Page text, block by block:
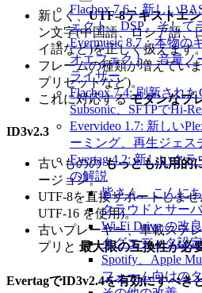
Flacbox 7.6：新しい
ェクト、DSP、そして
Evermusic 8.7：本物
オエフェクト、音量ノ
ライザー
Flacbox 7.4: 刷新された
Subsonic、SFTPでHi-
Evervideo 1.7: 新しい
ーミング、再生ジェス
Evertag 4.2: 新しいク
の解説
皆さん、こんに
クラウドとサー
Wi-Fi Drive の改良
タグエディタ設
Spotify、Apple
フォーム向けの
新しく、UTF-8テキストエ
ン文字(中国語、ロシア語、
イ語など)を正しく扱えます
フレームの種類が増えてい
プリセットなど)。
これに対応するモダンなプ
ID3v2.3
古いもののもっとも汎用的
ージョン。
UTF-8を直接サポートしま
UTF-16 を使用)。
古いプレーヤー、車載ステ
プリと 最大限の互換性が必
EvertagでID3v2.4を有効にすべき